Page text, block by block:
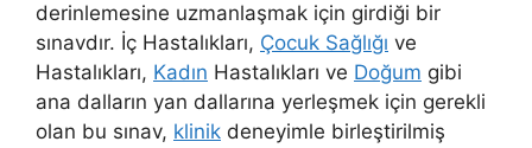
derinlemesine uzmanlaşmak için girdiği bir
sınavdır. İç Hastalıkları, Çocuk Sağlığı ve
Hastalıkları, Kadın Hastalıkları ve Doğum gibi
ana dalların yan dallarına yerleşmek için gerekli
olan bu sınav, klinik deneyimle birleştirilmiş